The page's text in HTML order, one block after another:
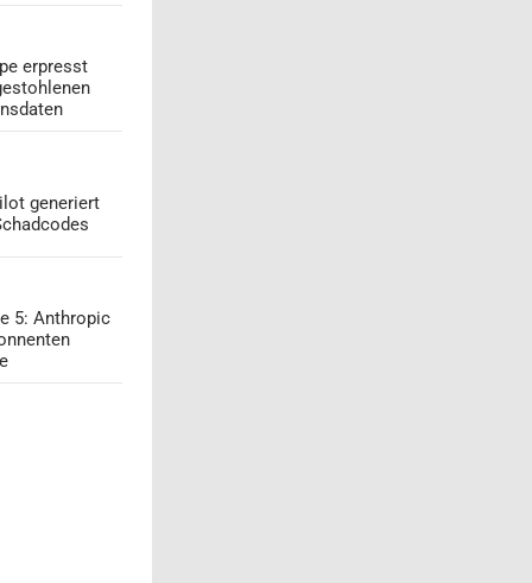
erpresst
generiert
5: Anthropic